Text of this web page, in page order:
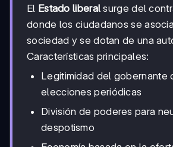
El Estado liberal surge del
donde los ciudadanos se
sociedad y se dotan de una
Características principales:
Legitimidad del gobernante
elecciones periódicas
División de poderes para
despotismo